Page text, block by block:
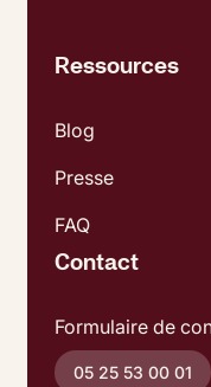
Ressources
Blog
Presse
FAQ
Contact
Formulaire de
05 25 53 00 01